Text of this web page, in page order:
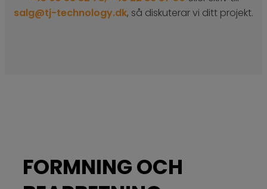
salg@tj-technology.dk, så diskuterar vi ditt projekt.
FORMNING OCH